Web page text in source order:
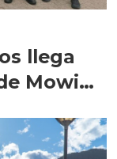
llega
Mowi